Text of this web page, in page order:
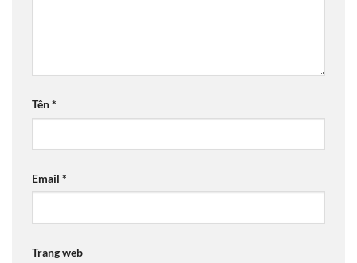
Tên*
Email *
Trang web